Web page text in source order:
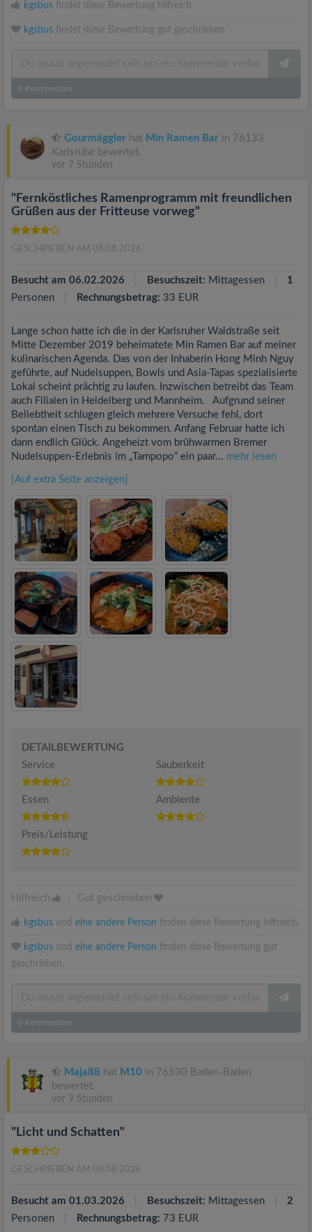
kgsbus findet diese Bewertung hilfreich.
kgsbus findet diese Bewertung gut geschrieben.
0 Kommentare
Gourmäggler hat Min Ramen Bar in 76133
Karlsruhe bewertet.
vor 7 Stunden
"Fernköstliches Ramenprogramm mit freundlichen
Grüßen aus der Fritteuse vorweg"
GESCHRIEBEN AM 08.08.2026
Besucht am 06.02.2026 Besuchszeit: Mittagessen
1
Personen
Rechnungsbetrag: 33 EUR
Lange schon hatte ich die in der Karlsruher Waldstraße seit
Mitte Dezember 2019 beheimatete Min Ramen Bar auf meiner
kulinarischen Agenda. Das von der Inhaberin Hong Minh Nguy
geführte, auf Nudelsuppen, Bowls und Asia-Tapas spezialisierte
Lokal scheint prächtig zu laufen. Inzwischen betreibt das Team
auch Filialen in Heidelberg und Mannheim. Aufgrund seiner
Beliebtheit schlugen gleich mehrere Versuche fehl, dort
spontan einen Tisch zu bekommen. Anfang Februar hatte ich
dann endlich Glück. Angeheizt vom brühwarmen Bremer
Nudelsuppen-Erlebnis im „Tampopo“ ein paar... mehr lesen
[Auf extra Seite anzeigen]
DETAILBEWERTUNG
Service
Sauberkeit
Essen Ambiente
Preis/Leistung
Hilfreich Gut geschrieben
kgsbus und eine andere Person finden diese Bewertung hilfreich.
kgsbus und eine andere Person finden diese Bewertung gut
geschrieben.
0 Kommentare
Maja88 hat M10 in 76530 Baden-Baden
bewertet.
vor 9 Stunden
"Licht und Schatten"
GESCHRIEBEN AM 08.08.2026
Besucht am 01.03.2026 Besuchszeit: Mittagessen
2
Personen
Rechnungsbetrag: 73 EUR